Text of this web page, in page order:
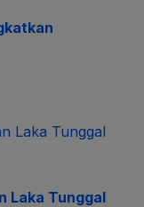
Laka Tunggal